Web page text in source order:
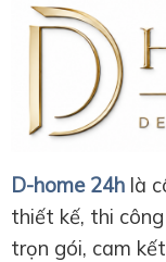
D-home 24h là
thiết kế, thi
trọn gói, cam